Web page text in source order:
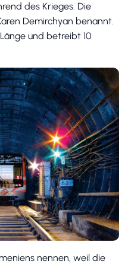
des Krieges. Die
Demirchyan benannt.
und betreibt 10
nennen, weil die